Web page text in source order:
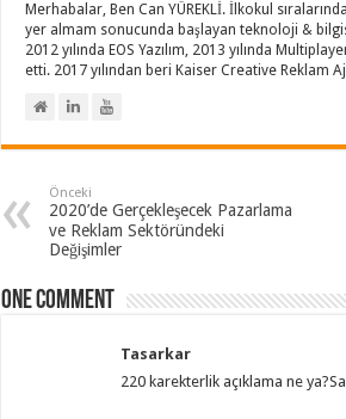
Merhabalar, Ben Can YÜREKLİ. İlkokul
yer almam sonucunda başlayan teknoloji &
2012 yılında EOS Yazılım, 2013 yılında
etti. 2017 yılından beri Kaiser Creative Reklam
Önceki
2020’de Gerçekleşecek Pazarlama
ve Reklam Sektöründeki
Değişimler
One comment
Tasarkar
220 karekterlik açıklama ne